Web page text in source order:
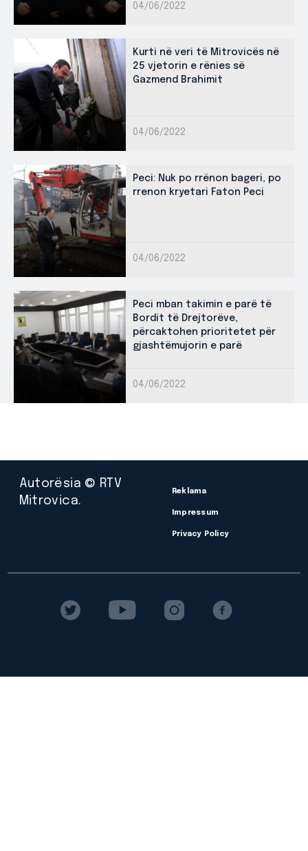
04/06/2022
Kurti në veri të Mitrovicës në
25 vjetorin e rënies së
Gazmend Brahimit
04/06/2022
Peci: Nuk po rrënon bageri, po
rrenon kryetari Faton Peci
04/06/2022
Peci mban takimin e parë të
Bordit të Drejtorëve,
përcaktohen prioritetet për
gjashtëmujorin e parë
04/06/2022
Autorësia © RTV
Mitrovica.
Reklama
Impressum
Privacy Policy